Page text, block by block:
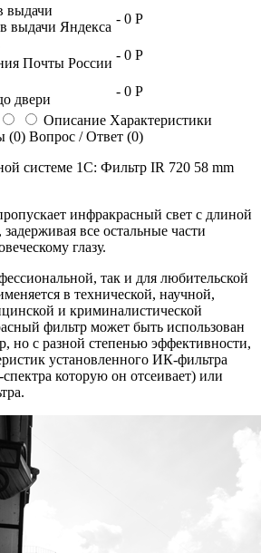
выдачи
выдачи Яндекса
- 0 Р
Почты России
- 0 Р
двери
- 0 Р
Описание Характеристики
(0) Вопрос / Ответ (0)
системе 1С: Фильтр IR 720 58 mm
инфракрасный свет с длиной
все остальные части
глазу.
так и для любительской
в технической, научной,
и криминалистической
фильтр может быть использован
но с разной степенью эффективности,
установленного ИК-фильтра
которую он отсеивает) или